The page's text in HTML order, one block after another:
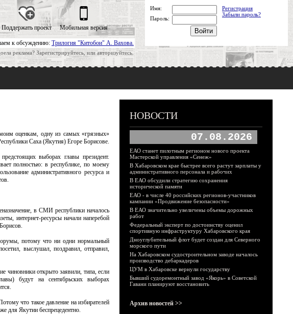
к обсуждению: Трилогия "Китобои" А. Вахова.
реклама? Зарегистрируйтесь, или авторизуйтесь.
Поддержать проект Мобильная версия
Имя:
Регистрация
Забыли пароль?
Пароль:
оценкам, одну из самых «грязных»
Саха (Якутия) Егоре Борисове.
выборах главы президент.
полностью: в республике, по моему
административного ресурса и
в СМИ республики началось
интернет-ресурсы начали наперебой
потому что ни одни нормальный
выслушал, поздравил, отправил,
чиновники открыто заявили, типа, если
будут на сентябрьских выборах
что такое давление на избирателей
для Якутии беспрецедентно.
НОВОСТИ
07.08.2026
ЕАО станет пилотным регионом нового проекта
Мастерской управления «Сенеж»
В Хабаровском крае быстрее всего растут зарплаты у
административного персонала и рабочих
В ЕАО обсудили стратегию сохранения
исторической памяти
ЕАО - в числе 40 российских регионов-участников
кампании «Продвижение безопасности»
В ЕАО значительно увеличены объемы дорожных
работ
Федеральный эксперт по достоинству оценил
спортивную инфраструктуру Хабаровского края
Дноуглубительный флот будет создан для Северного
морского пути
На Хабаровском судостроительном заводе началось
производство дебаркадеров
ЦУМ в Хабаровске вернули государству
Бывший судоремонтный завод «Якорь» в Советской
Гавани планируют восстановить
Архив новостей >>